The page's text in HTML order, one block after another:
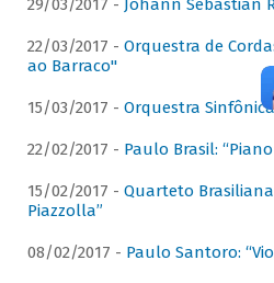
29/03/2017 - Johann Sebastian
22/03/2017 - Orquestra de
ao Barraco"
15/03/2017 - Orquestra
22/02/2017 - Paulo Brasil:
15/02/2017 - Quarteto
Piazzolla”
08/02/2017 - Paulo Santoro: